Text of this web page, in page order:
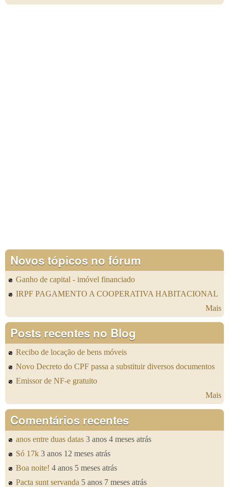
Novos tópicos no fórum
Ganho de capital - imóvel financiado
IRPF PAGAMENTO A COOPERATIVA HABITACIONAL
Mais
Posts recentes no Blog
Recibo de locação de bens móveis
Novo Decreto do CPF passa a substituir diversos documentos
Emissor de NF-e gratuito
Mais
Comentários recentes
anos entre duas datas 3 anos 4 meses atrás
Só 17k 3 anos 12 meses atrás
Boa noite! 4 anos 5 meses atrás
Pacta sunt servanda 5 anos 7 meses atrás